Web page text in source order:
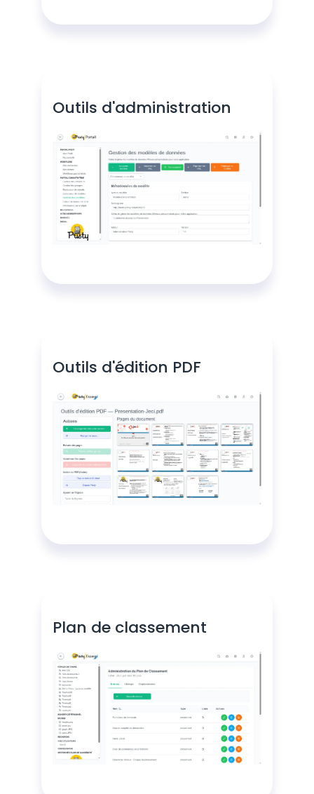
Outils d'administration
Outils d'édition PDF
Plan de classement